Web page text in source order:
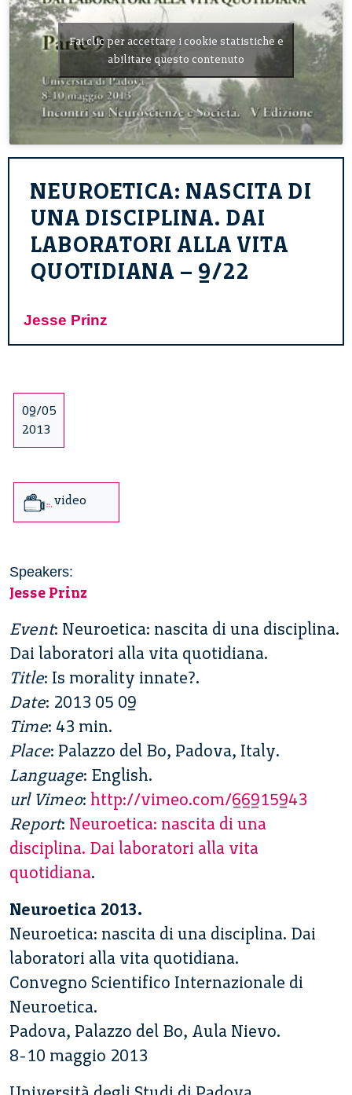
Fai clic per accettare i cookie statistiche e
abilitare questo contenuto
NEUROETICA: NASCITA DI
UNA DISCIPLINA. DAI
LABORATORI ALLA VITA
QUOTIDIANA – 9/22
Jesse Prinz
09/05
2013
video
Speakers:
Jesse Prinz
Event: Neuroetica: nascita di una disciplina.
Dai laboratori alla vita quotidiana.
Title: Is morality innate?.
Date: 2013 05 09
Time: 43 min.
Place: Palazzo del Bo, Padova, Italy.
Language: English.
url Vimeo: http://vimeo.com/66915943
Report: Neuroetica: nascita di una
disciplina. Dai laboratori alla vita
quotidiana.
Neuroetica 2013.
Neuroetica: nascita di una disciplina. Dai
laboratori alla vita quotidiana.
Convegno Scientifico Internazionale di
Neuroetica.
Padova, Palazzo del Bo, Aula Nievo.
8-10 maggio 2013